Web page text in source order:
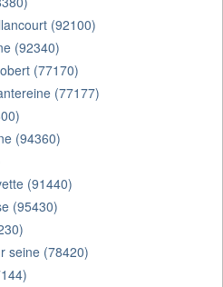
(92100)
(92340)
(77170)
(77177)
(94360)
(91440)
(95430)
seine (78420)